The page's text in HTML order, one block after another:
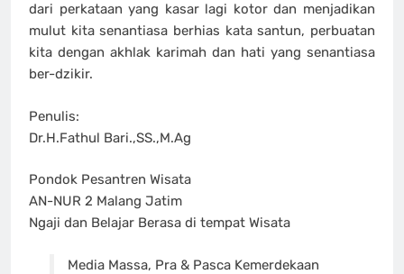
dari perkataan yang kasar lagi kotor dan menjadikan
mulut kita senantiasa berhias kata santun, perbuatan
kita dengan akhlak karimah dan hati yang senantiasa
ber-dzikir.
Penulis:
Dr.H.Fathul Bari.,SS.,M.Ag
Pondok Pesantren Wisata
AN-NUR 2 Malang Jatim
Ngaji dan Belajar Berasa di tempat Wisata
Media Massa, Pra & Pasca Kemerdekaan